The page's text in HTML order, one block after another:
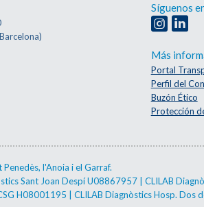
Síguenos
Más
Portal
Perfil del
Buzón Ético
Protección
l'Anoia i el Garraf.
Sant Joan Despí U08867957 | CLILAB
H08001195 | CLILAB Diagnòstics Hosp. Dos